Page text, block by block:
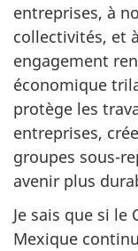
entreprises, à
collectivités, et
engagement
économique
protège les
entreprises,
groupes sous-
avenir plus
Je sais que si le
Mexique